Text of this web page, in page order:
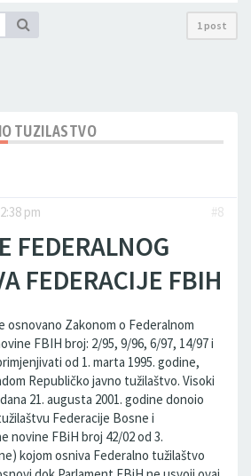
1 post
TUZILASTVO
pm #8
FEDERALNOG
FEDERACIJE FBIH
osnovano Zakonom o Federalnom
FBIH broj: 2/95, 9/96, 6/97, 14/97 i
od 1. marta 1995. godine,
Republičko javno tužilaštvo. Visoki
21. augusta 2001. godine donoio
Federacije Bosne i
novine FBiH broj 42/02 od 3.
kojom osniva Federalno tužilaštvo